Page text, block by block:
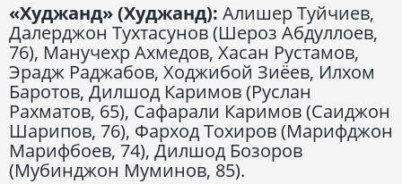
«Худжанд» (Худжанд): Алишер Туйчиев,
Далерджон Тухтасунов (Шероз Абдуллоев,
76), Манучехр Ахмедов, Хасан Рустамов,
Эрадж Раджабов, Ходжибой Зиёев, Илхом
Баротов, Дилшод Каримов (Руслан
Рахматов, 65), Сафарали Каримов (Саиджон
Шарипов, 76), Фарход Тохиров (Марифджон
Марифбоев, 74), Дилшод Бозоров
(Мубинджон Муминов, 85).